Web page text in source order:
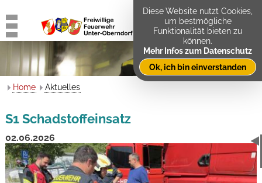
Home Aktuelles
S1 Schadstoffeinsatz
02.06.2026
Diese Website nutzt Cookies,
um bestmögliche
Funktionalität bieten zu
können.
Mehr Infos zum Datenschutz
Ok, ich bin einverstanden